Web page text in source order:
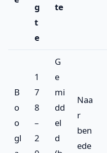
g
t
e
te
B
o
o
gl
1
7
8
–
2
G
e
mi
dd
el
d
Naa
r
ben
ede